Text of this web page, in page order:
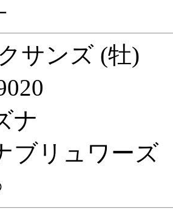
サンズ (牡)
ナ
ブリュワーズ